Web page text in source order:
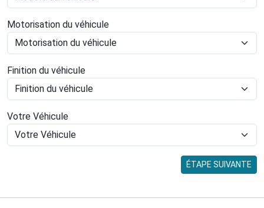
Motorisation du véhicule
Finition du véhicule
Votre Véhicule
ÉTAPE SUIVANTE